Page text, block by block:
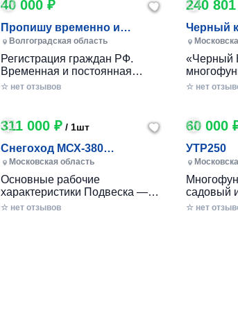
40 000 ₽
Пропишу временно и
постоянно в Волжском
Волгоградская область
Регистрация граждан РФ.
Временная и постоянная
официально через мфц.
☆ нет отзывов
240
Черный
«Черный
колесный
садами и
стильный
☆ нет
311 000 ₽/ 1шт
Снегоход МСХ-380
(20л.с.-11А-РС, Вариатор,
Long (П
Московская область
Основные рабочие
характеристики Подвеска —
Катковая Максимальная
☆ нет отзывов
60 000
УТР250
садовый
☆ нет